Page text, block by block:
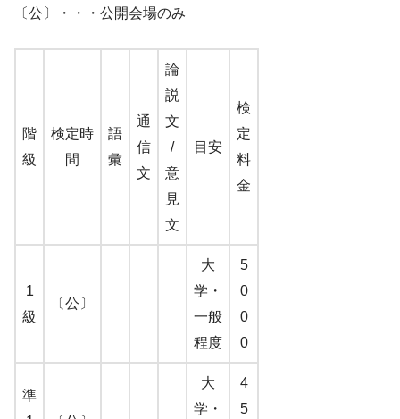
〔公〕・・・公開会場のみ
階
級
検定時
間
語
彙
通
信
文
論
説
文
/
意
見
文
目安
検
定
料
金
1
級
〔公〕
大
学・
一般
程度
5
0
0
0
準
大
学・
4
5